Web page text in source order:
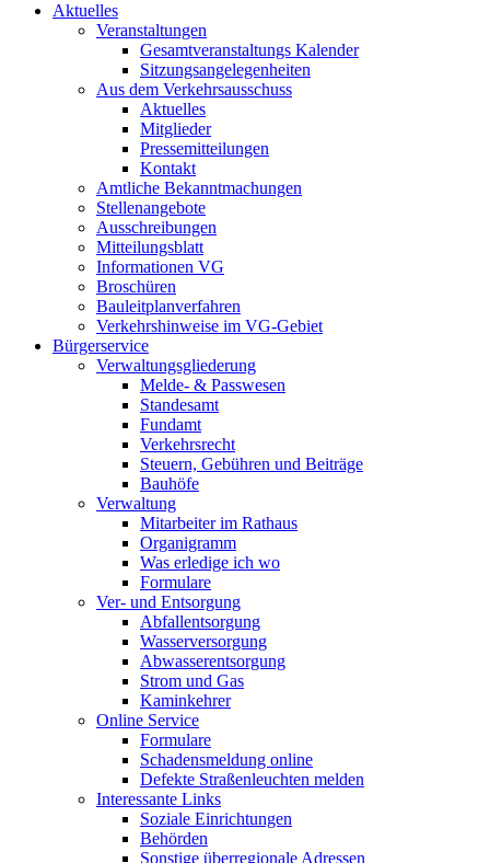
Aktuelles
Veranstaltungen
Gesamtveranstaltungs Kalender
Sitzungsangelegenheiten
Aus dem Verkehrsausschuss
Aktuelles
Mitglieder
Pressemitteilungen
Kontakt
Amtliche Bekanntmachungen
Stellenangebote
Ausschreibungen
Mitteilungsblatt
Informationen VG
Broschüren
Bauleitplanverfahren
Verkehrshinweise im VG-Gebiet
Bürgerservice
Verwaltungsgliederung
Melde- & Passwesen
Standesamt
Fundamt
Verkehrsrecht
Steuern, Gebühren und Beiträge
Bauhöfe
Verwaltung
Mitarbeiter im Rathaus
Organigramm
Was erledige ich wo
Formulare
Ver- und Entsorgung
Abfallentsorgung
Wasserversorgung
Abwasserentsorgung
Strom und Gas
Kaminkehrer
Online Service
Formulare
Schadensmeldung online
Defekte Straßenleuchten melden
Interessante Links
Soziale Einrichtungen
Behörden
Sonstige überregionale Adressen